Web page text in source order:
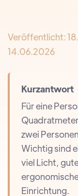
Veröffentlicht:
14.06.2026
Kurzantwort
Für eine
zwei
Wichtig sind
viel Licht,
Einrichtung.